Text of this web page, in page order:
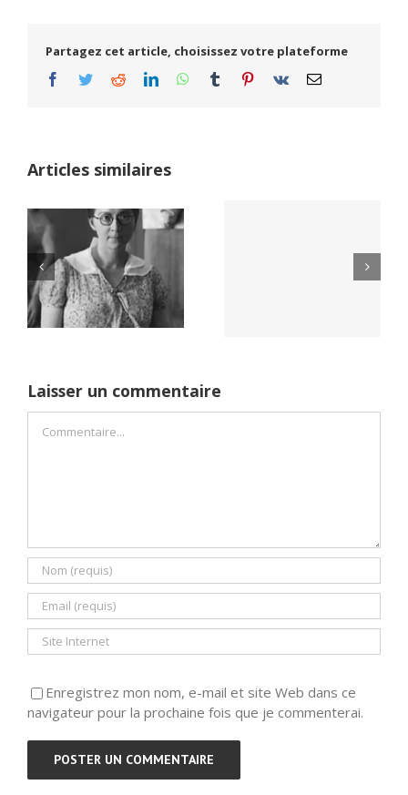
Partagez cet article, choisissez votre plateforme
Facebook
TwitterRedditLinkedInWhatsApp
Tumblr Pinterest
Vk Email
Articles similaires
Netflix Field of
Dreams (1989)
Yaïr Golan : une
Laisser un commentaire
Enregistrez mon nom, e-mail et site Web dans ce
navigateur pour la prochaine fois que je commenterai.